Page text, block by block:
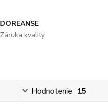
DOREANSE
Záruka kvality
Hodnotenie 15